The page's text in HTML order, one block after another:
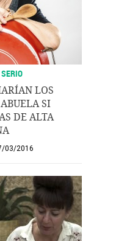
LOS
SI
DE ALTA
03/2016